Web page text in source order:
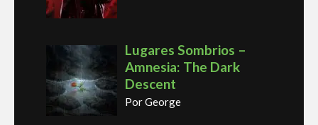
Lugares Sombrios –
Amnesia: The Dark
Descent
Por George